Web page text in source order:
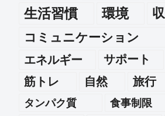
生活習慣
環境
コミュニケーション
エネルギー
サポート
筋トレ
自然 旅行
タンパク質 食事制限